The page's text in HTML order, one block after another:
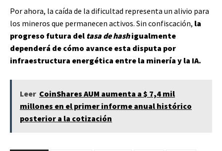
Por ahora, la caída de la dificultad representa un alivio para
los mineros que permanecen activos. Sin confiscación, la
progreso futura del tasa de hashigualmente
dependerá de cómo avance esta disputa por
infraestructura energética entre la minería y la IA.
Leer CoinShares AUM aumenta a $ 7,4 mil
millones en el primer informe anual histórico
posterior a la cotización